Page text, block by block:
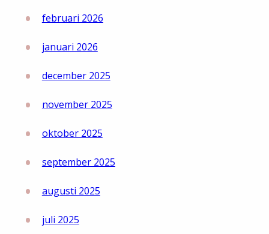
Tillgänglighetsredogörelse
februari 2026
januari 2026
december 2025
november 2025
oktober 2025
september 2025
augusti 2025
juli 2025